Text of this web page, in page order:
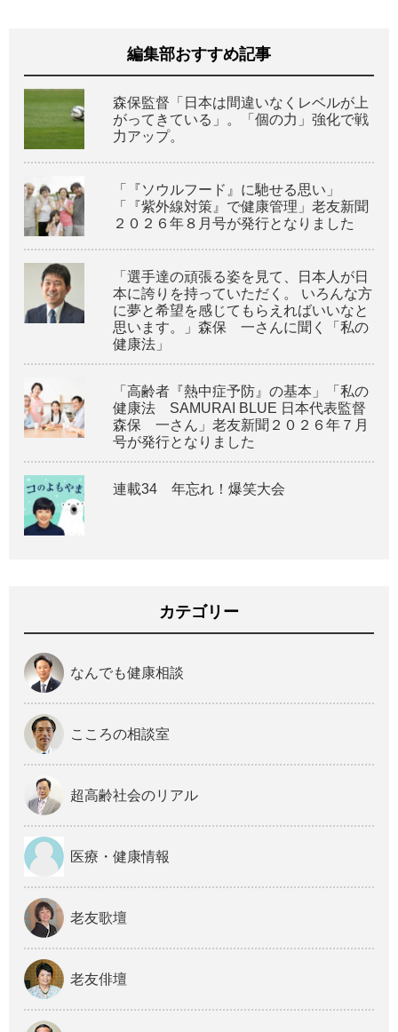
編集部おすすめ記事
森保監督「日本は間違いなくレベルが上
がってきている」。「個の力」強化で戦
力アップ。
「『ソウルフード』に馳せる思い」
「『紫外線対策』で健康管理」老友新聞
２０２６年８月号が発行となりました
「選手達の頑張る姿を見て、日本人が日
本に誇りを持っていただく。 いろんな方
に夢と希望を感じてもらえればいいなと
思います。」森保 一さんに聞く「私の
健康法」
「高齢者『熱中症予防』の基本」「私の
健康法 SAMURAI BLUE 日本代表監督
森保 一さん」老友新聞２０２６年７月
号が発行となりました
連載34 年忘れ！爆笑大会
カテゴリー
なんでも健康相談
こころの相談室
超高齢社会のリアル
医療・健康情報
老友歌壇
老友俳壇